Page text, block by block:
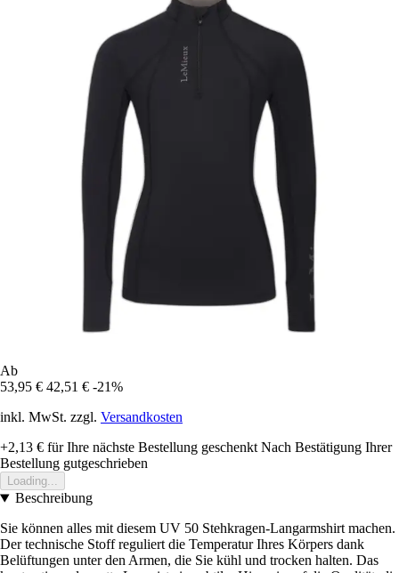
Ab
53,95 € 42,51 € -21%
inkl. MwSt. zzgl. Versandkosten
+2,13 € für Ihre nächste Bestellung geschenkt Nach Bestätigung Ihrer
Bestellung gutgeschrieben
Loading...
Beschreibung
Sie können alles mit diesem UV 50 Stehkragen-Langarmshirt machen.
Der technische Stoff reguliert die Temperatur Ihres Körpers dank
Belüftungen unter den Armen, die Sie kühl und trocken halten. Das